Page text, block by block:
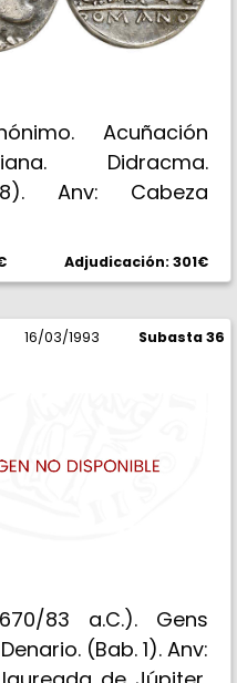
Acuñación
Didracma.
Anv: Cabeza
la clava y la piel
sobre el hombro.
NO. La loba
a los
Adjudicación: 301€
16/03/1993 Subasta 36
83 a.C.). Gens
(Bab. 1). Anv: